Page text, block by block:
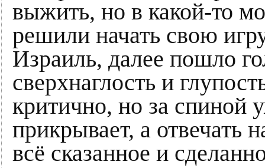
выжить, но в какой-то
решили начать свою
Израиль, далее пошло
сверхнаглость и
критично, но за спиной
прикрывает, а отвечать
всё сказанное и